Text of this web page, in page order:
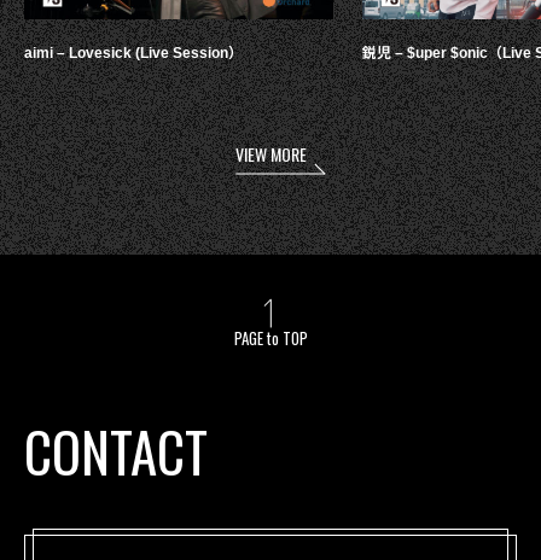
aimi – Lovesick (Live Session） 鋭児 – $uper $onic（Live
VIEW MORE
PAGE to TOP
CONTACT